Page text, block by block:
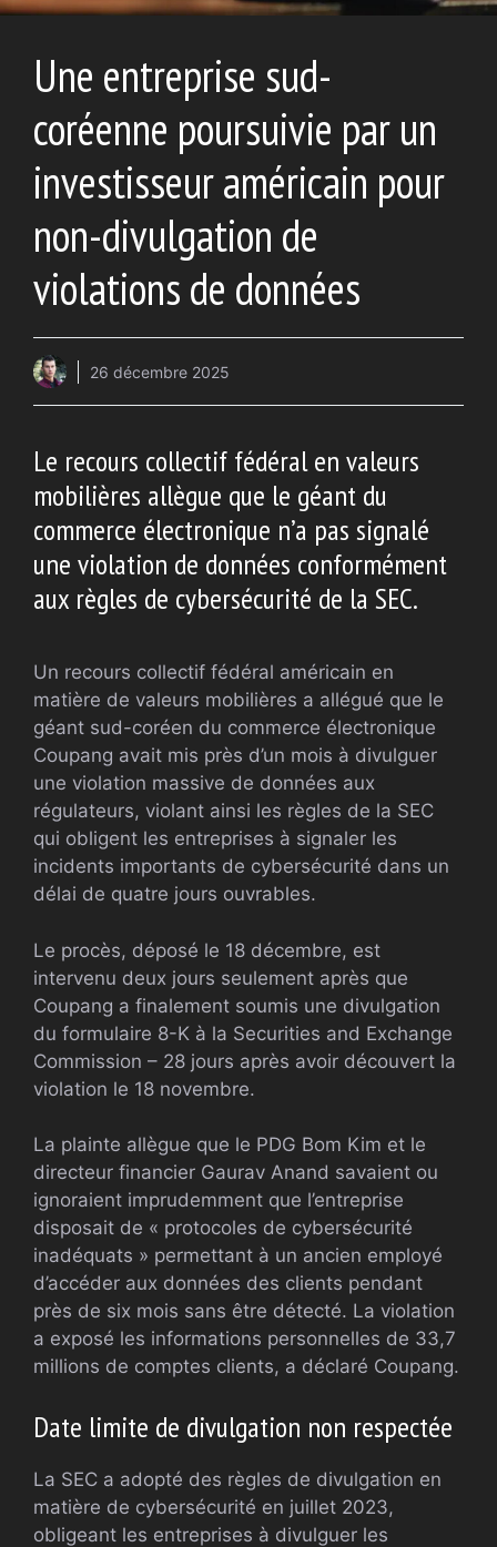
Une entreprise sud-
coréenne poursuivie par un
investisseur américain pour
non-divulgation de
violations de données
26 décembre 2025
Le recours collectif fédéral en valeurs
mobilières allègue que le géant du
commerce électronique n’a pas signalé
une violation de données conformément
aux règles de cybersécurité de la SEC.
Un recours collectif fédéral américain en
matière de valeurs mobilières a allégué que le
géant sud-coréen du commerce électronique
Coupang avait mis près d’un mois à divulguer
une violation massive de données aux
régulateurs, violant ainsi les règles de la SEC
qui obligent les entreprises à signaler les
incidents importants de cybersécurité dans un
délai de quatre jours ouvrables.
Le procès, déposé le 18 décembre, est
intervenu deux jours seulement après que
Coupang a finalement soumis une divulgation
du formulaire 8-K à la Securities and Exchange
Commission – 28 jours après avoir découvert la
violation le 18 novembre.
La plainte allègue que le PDG Bom Kim et le
directeur financier Gaurav Anand savaient ou
ignoraient imprudemment que l’entreprise
disposait de « protocoles de cybersécurité
inadéquats » permettant à un ancien employé
d’accéder aux données des clients pendant
près de six mois sans être détecté. La violation
a exposé les informations personnelles de 33,7
millions de comptes clients, a déclaré Coupang.
Date limite de divulgation non respectée
La SEC a adopté des règles de divulgation en
matière de cybersécurité en juillet 2023,
obligeant les entreprises à divulguer les